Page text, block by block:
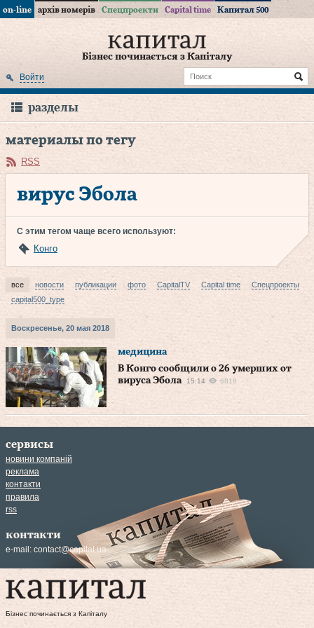
on-line архів номерів Спецпроекти Capital time Капитал 500
Бізнес починається з Капіталу
Войти
разделы
материалы по тегу
RSS
вирус Эбола
С этим тегом чаще всего используют:
Конго
все новости публикации фото CapitalTV Capital time
Спецпроекты
capital500_type
Воскресенье, 20 мая 2018
медицина
В Конго сообщили о 26 умерших от
вируса Эбола
15:14 6818
сервисы
новини компаній
реклама
контакти
правила
rss
контакти
e-mail: contact@capital.ua
Бізнес починається з Капіталу